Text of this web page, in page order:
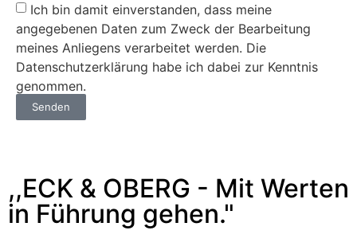
Ich bin damit einverstanden, dass meine
angegebenen Daten zum Zweck der Bearbeitung
meines Anliegens verarbeitet werden. Die
Datenschutzerklärung habe ich dabei zur Kenntnis
genommen.
Senden
,,ECK & OBERG - Mit Werten
in Führung gehen."